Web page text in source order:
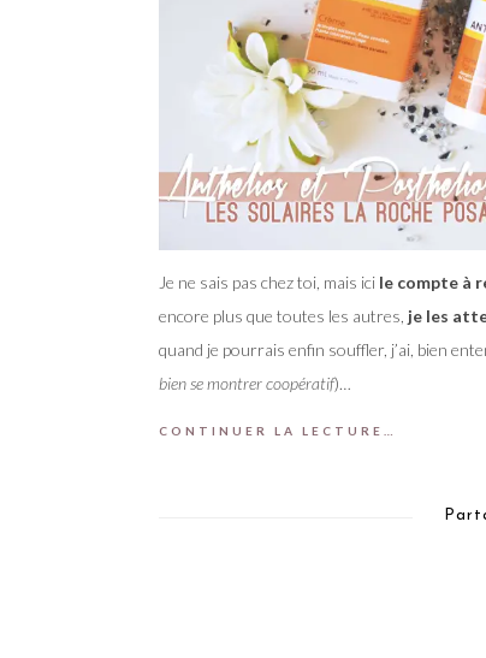
Je ne sais pas chez toi, mais ici le compte à
encore plus que toutes les autres, je les
quand je pourrais enfin souffler, j’ai, bien
bien se montrer coopératif)…
CONTINUER LA LECTURE…